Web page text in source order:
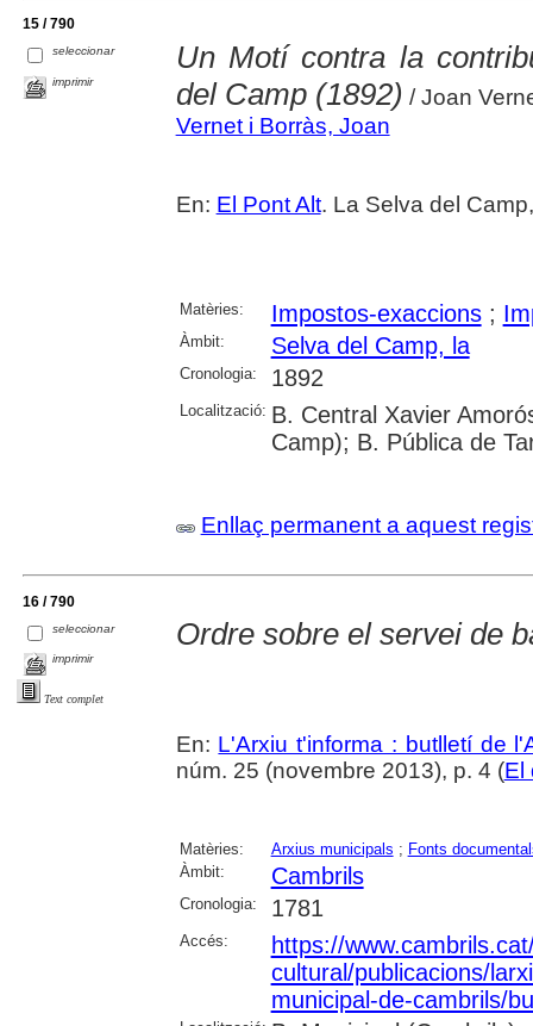
15 / 790
seleccionar
imprimir
Un Motí contra la
del Camp (1892) / Joan
Vernet i Borràs, Joan
En: El Pont Alt. La Selva del
Matèries: Impostos-exaccions;
Àmbit: Selva del Camp, la
Cronologia: 1892
Localització: B. Central Xavier
Camp); B. Pública de
Enllaç permanent a aquest
16 / 790
seleccionar
imprimir
Text complet
Ordre sobre el servei de
En: L'Arxiu t'informa : butlletí de
núm. 25 (novembre 2013), p. 4 (El
Matèries: Arxius municipals ; Fonts
Àmbit:
Cambrils
Cronologia: 1781
Accés:
https://
cultural/publicacions/
municipal-de-cambrils/